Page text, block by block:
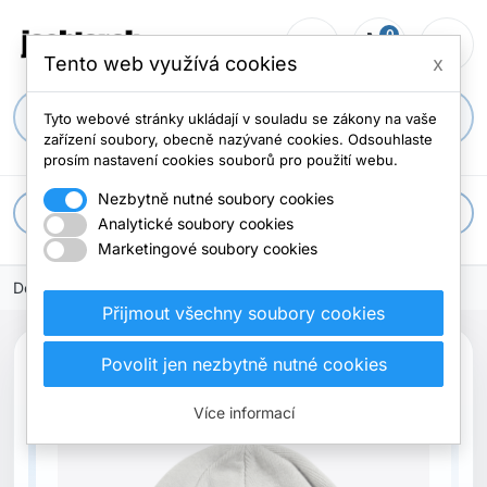
search
person_outline shopping_cart
0 menu
apps Všechny kategorie
Domů
Tento web využívá cookies x
Tyto webové stránky ukládají v souladu se zákony na vaše
zařízení soubory, obecně nazývané cookies. Odsouhlaste
prosím nastavení cookies souborů pro použití webu.
Nezbytně nutné soubory cookies
Analytické soubory cookies
Marketingové soubory cookies
Přijmout všechny soubory cookies
Povolit jen nezbytně nutné cookies
Více informací